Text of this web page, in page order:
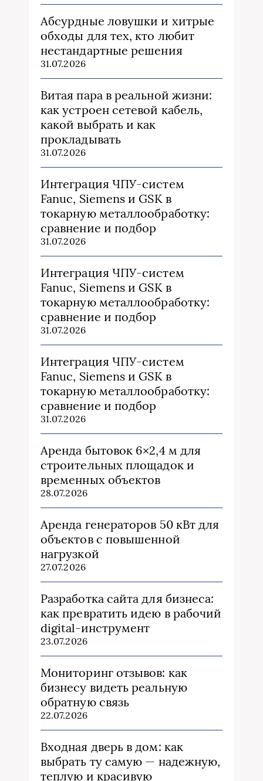
Абсурдные ловушки и хитрые
обходы для тех, кто любит
нестандартные решения
31.07.2026
Витая пара в реальной жизни:
как устроен сетевой кабель,
какой выбрать и как
прокладывать
31.07.2026
Интеграция ЧПУ-систем
Fanuc, Siemens и GSK в
токарную металлообработку:
сравнение и подбор
31.07.2026
Интеграция ЧПУ-систем
Fanuc, Siemens и GSK в
токарную металлообработку:
сравнение и подбор
31.07.2026
Интеграция ЧПУ-систем
Fanuc, Siemens и GSK в
токарную металлообработку:
сравнение и подбор
31.07.2026
Аренда бытовок 6×2,4 м для
строительных площадок и
временных объектов
28.07.2026
Аренда генераторов 50 кВт для
объектов с повышенной
нагрузкой
27.07.2026
Разработка сайта для бизнеса:
как превратить идею в рабочий
digital-инструмент
23.07.2026
Мониторинг отзывов: как
бизнесу видеть реальную
обратную связь
22.07.2026
Входная дверь в дом: как
выбрать ту самую — надежную,
теплую и красивую